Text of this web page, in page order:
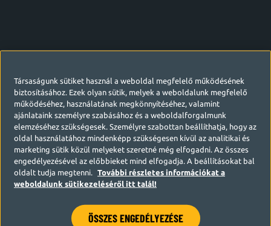
Társaságunk sütiket használ a weboldal megfelelő működésének
biztosításához. Ezek olyan sütik, melyek a weboldalunk megfelelő
működéséhez, használatának megkönnyítéséhez, valamint
ajánlataink személyre szabásához és a weboldalforgalmunk
elemzéséhez szükségesek. Személyre szabottan beállíthatja, hogy az
oldal használatához mindenképp szükségesen kívül az analitikai és
marketing sütik közül melyeket szeretné még elfogadni. Az összes
engedélyezésével az előbbieket mind elfogadja. A beállításokat bal
oldalt tudja megtenni.
További részletes információkat a
weboldalunk sütikezeléséről itt talál!
ÖSSZES ENGEDÉLYEZÉSE